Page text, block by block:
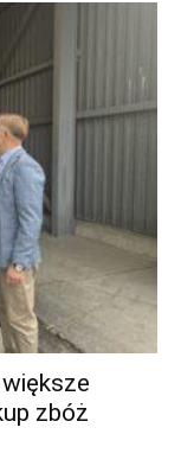
zbóż